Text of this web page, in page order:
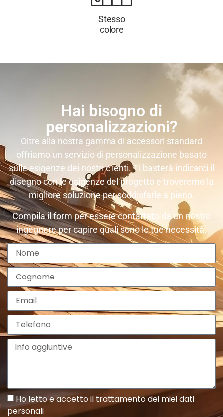
Stesso
colore
Hai bisogno di
personalizzazioni?
Oltre alla nostra gamma di accessori standard
offriamo un servizio di personalizzazione basato
sulle esigenze dei nostri clienti. Ti basterà indicarci il
disegno con le esigenze del progetto e troveremo la
migliore soluzione per soddisfarle a pieno.
Compila il form per essere contattato da un nostro
ingegnere per capire quali sono le tue necessità.
Ho letto e accetto il trattamento dei miei dati
personali